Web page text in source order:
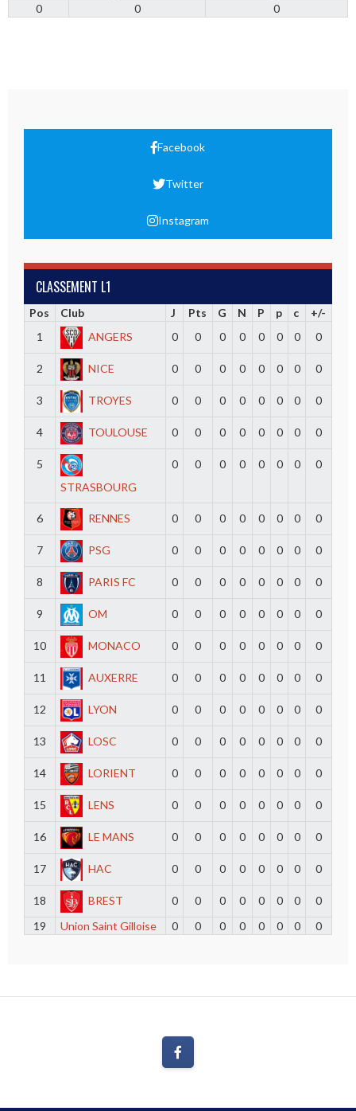
0
0 0
Facebook
Twitter
Instagram
CLASSEMENT L1
Pos Club J Pts G N P p c
+/-
1
ANGERS 0 0 0 0 0 0 0 0
2 NICE 0 0 0 0 0 0 0 0
3 TROYES 0 0 0 0 0 0 0 0
4 TOULOUSE 0 0 0 0 0 0 0 0
5
STRASBOURG
0 0 0 0 0 0 0 0
6 RENNES 0 0 0 0 0 0 0 0
7 PSG 0 0 0 0 0 0 0 0
8 PARIS FC 0 0 0 0 0 0 0 0
9 OM 0 0 0 0 0 0 0 0
10 MONACO 0 0 0 0 0 0 0 0
11 AUXERRE 0 0 0 0 0 0 0 0
12 LYON 0 0 0 0 0 0 0 0
13 LOSC 0 0 0 0 0 0 0 0
14 LORIENT 0 0 0 0 0 0 0 0
15 LENS 0 0 0 0 0 0 0 0
16 LE MANS 0 0 0 0 0 0 0 0
17 HAC 0 0 0 0 0 0 0 0
18 BREST 0 0 0 0 0 0 0
0
19
Union Saint Gilloise 0 0 0 0 0 0 0 0